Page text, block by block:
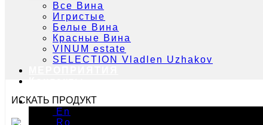
Все Вина
Игристые
Белые Вина
Красные Вина
VINUM estate
SELECTION Vladlen Uzhakov
Ру
En
Ro
ИСКАТЬ ПРОДУКТ